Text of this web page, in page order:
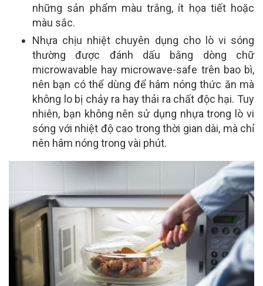
những sản phẩm màu trắng, ít họa tiết hoặc
màu sắc.
Nhựa chịu nhiệt chuyên dụng cho lò vi sóng
thường được đánh dấu bằng dòng chữ
microwavable hay microwave-safe trên bao bì,
nên bạn có thể dùng để hâm nóng thức ăn mà
không lo bị chảy ra hay thải ra chất độc hại. Tuy
nhiên, bạn không nên sử dụng nhựa trong lò vi
sóng với nhiệt độ cao trong thời gian dài, mà chỉ
nên hâm nóng trong vài phút.